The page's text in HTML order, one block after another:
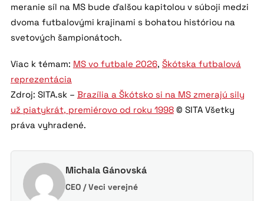
meranie síl na MS bude ďalšou kapitolou v súboji medzi
dvoma futbalovými krajinami s bohatou históriou na
svetových šampionátoch.
Viac k témam: MS vo futbale 2026, Škótska futbalová
reprezentácia
Zdroj: SITA.sk – Brazília a Škótsko si na MS zmerajú sily
už piatykrát, premiérovo od roku 1998© SITA Všetky
práva vyhradené.
Michala Gánovská
CEO / Veci verejné